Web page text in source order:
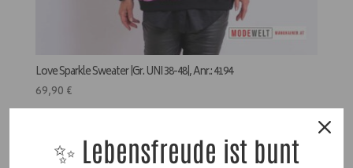
Love Sparkle Sweater |Gr. UNI 38-48|, Anr.: 4194
69,90 €
✨ Lebensfreude ist bunt